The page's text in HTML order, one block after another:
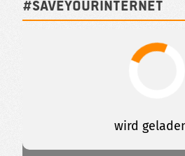
#SAVEYOURINTERNET